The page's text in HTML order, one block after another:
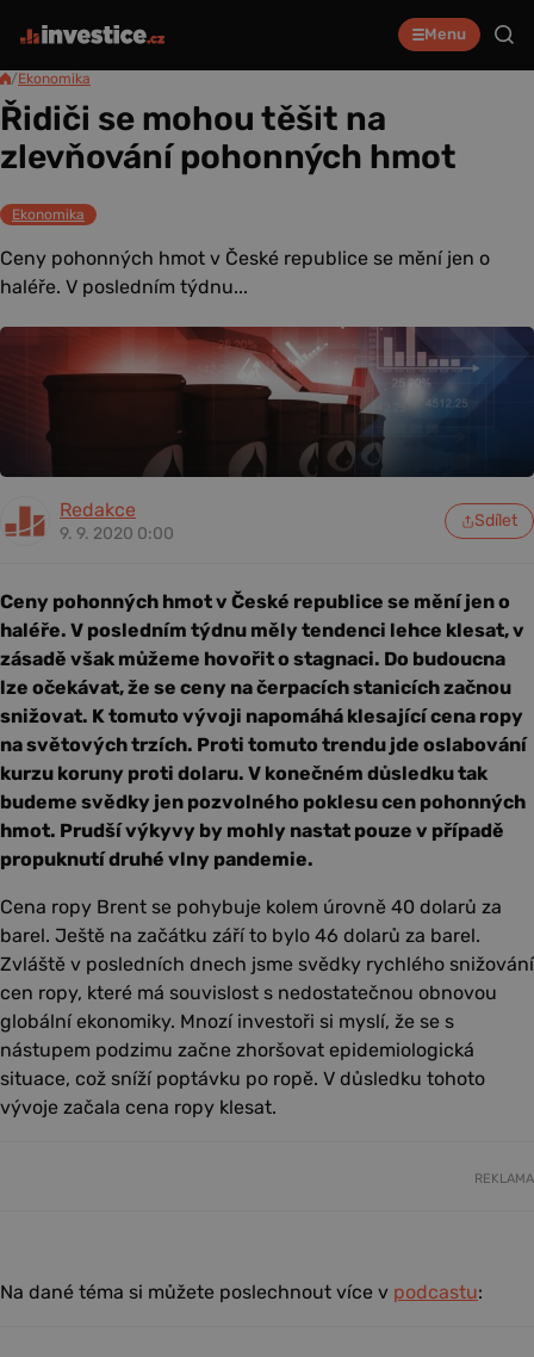
Menu
/Ekonomika
Řidiči se mohou těšit na
zlevňování pohonných hmot
Ekonomika
Ceny pohonných hmot v České republice se mění jen o
haléře. V posledním týdnu...
Redakce
9. 9. 2020 0:00
Sdílet
Ceny pohonných hmot v České republice se mění jen o
haléře. V posledním týdnu měly tendenci lehce klesat, v
zásadě však můžeme hovořit o stagnaci. Do budoucna
lze očekávat, že se ceny na čerpacích stanicích začnou
snižovat. K tomuto vývoji napomáhá klesající cena ropy
na světových trzích. Proti tomuto trendu jde oslabování
kurzu koruny proti dolaru. V konečném důsledku tak
budeme svědky jen pozvolného poklesu cen pohonných
hmot. Prudší výkyvy by mohly nastat pouze v případě
propuknutí druhé vlny pandemie.
Cena ropy Brent se pohybuje kolem úrovně 40 dolarů za
barel. Ještě na začátku září to bylo 46 dolarů za barel.
Zvláště v posledních dnech jsme svědky rychlého snižování
cen ropy, které má souvislost s nedostatečnou obnovou
globální ekonomiky. Mnozí investoři si myslí, že se s
nástupem podzimu začne zhoršovat epidemiologická
situace, což sníží poptávku po ropě. V důsledku tohoto
vývoje začala cena ropy klesat.
REKLAMA
Na dané téma si můžete poslechnout více v podcastu: